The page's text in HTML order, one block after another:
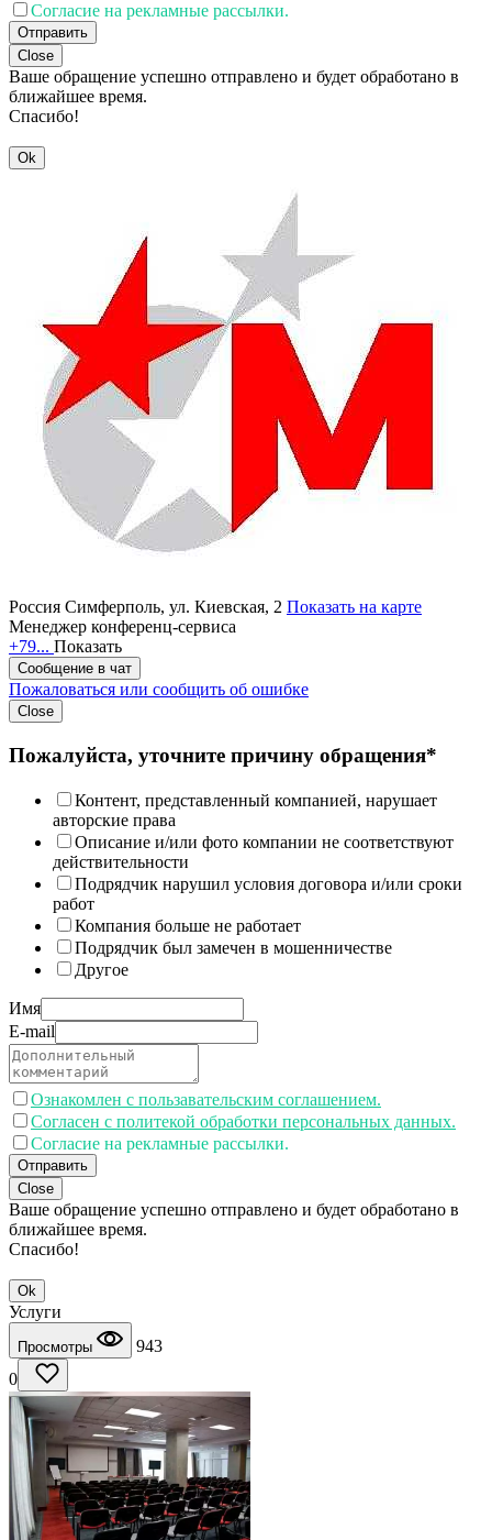
Согласие на рекламные рассылки.
Отправить
Close
Ваше обращение успешно отправлено и будет обработано в
ближайшее время.
Спасибо!
Ok
Россия Симферполь, ул. Киевская, 2 Показать на карте
Менеджер конференц-сервиса
+79... Показать
Сообщение в чат
Пожаловаться или сообщить об ошибке
Close
Пожалуйста, уточните причину обращения*
Контент, представленный компанией, нарушает
авторские права
Описание и/или фото компании не соответствуют
действительности
Подрядчик нарушил условия договора и/или сроки
работ
Компания больше не работает
Подрядчик был замечен в мошенничестве
Другое
Имя
E-mail
Ознакомлен с пользавательским соглашением.
Согласен с политекой обработки персональных данных.
Согласие на рекламные рассылки.
Отправить
Close
Ваше обращение успешно отправлено и будет обработано в
ближайшее время.
Спасибо!
Ok
Услуги
Просмотры
943
0